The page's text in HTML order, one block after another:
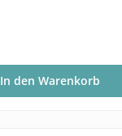
In den Warenkorb